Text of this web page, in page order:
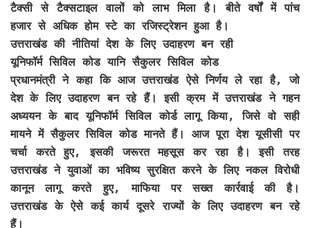
टैक्सी से टैक्सटाइल वालों को लाभ मिला है। बीते वर्षों में पांच
हजार से अधिक होम स्टे का रजिस्ट्रेशन हुआ है।
उत्तराखंड की नीतियां देश के लिए उदाहरण बन रही
यूनिफॉर्म सिविल कोड यानि सैकुलर सिविल कोड
प्रधानमंत्री ने कहा कि आज उत्तराखंड ऐसे निर्णय ले रहा है, जो
देश के लिए उदाहरण बन रहे हैं। इसी क्रम में उत्तराखंड ने गहन
अध्ययन के बाद यूनिफॉर्म सिविल कोर्ड लागू किया, जिसे वो सही
मायने में सैकुलर सिविल कोड मानते हैं। आज पूरा देश यूसीसी पर
चर्चा करते हुए, इसकी जरूरत महसूस कर रहा है। इसी तरह
उत्तराखंड ने युवाओं का भविष्य सुरक्षित करने के लिए नकल विरोधी
कानून लागू करते हुए, माफिया पर सख्त कार्रवाई की है।
उत्तराखंड के ऐसे कई कार्य दूसरे राज्यों के लिए उदाहरण बन रहे
हैं।